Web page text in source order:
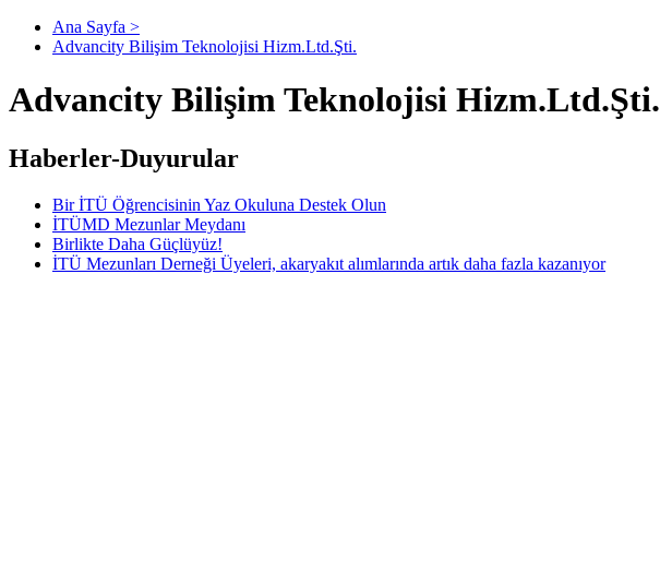
Ana Sayfa >
Advancity Bilişim Teknolojisi Hizm.Ltd.Şti.
Advancity Bilişim Teknolojisi Hizm.Ltd.Şti.
Haberler-Duyurular
Bir İTÜ Öğrencisinin Yaz Okuluna Destek Olun
İTÜMD Mezunlar Meydanı
Birlikte Daha Güçlüyüz!
İTÜ Mezunları Derneği Üyeleri, akaryakıt alımlarında artık daha fazla kazanıyor